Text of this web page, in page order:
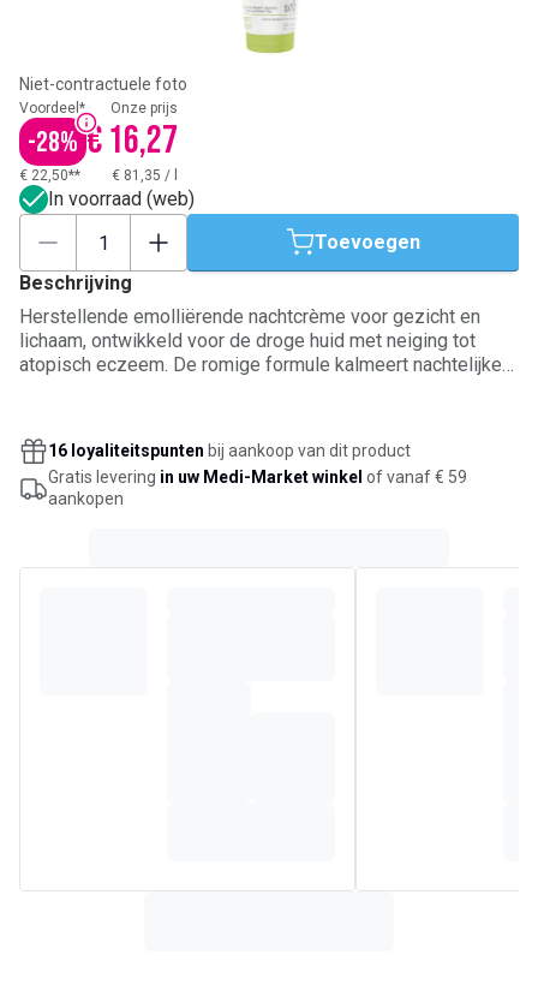
Niet-contractuele foto
Voordeel*
-28%
Onze prijs
€ 16,27
€ 22,50** € 81,35 /
In voorraad (web)
Toevoegen
Beschrijving
Herstellende emolliërende nachtcrème voor gezicht en
lichaam, ontwikkeld voor de droge huid met neiging tot
atopisch eczeem. De romige formule kalmeert nachtelijke
verzachtende Rhealba en Helichrysum, en 97% ingrediënten
van natuurlijke oorsprong. Breng ’s avonds aan op een
schone huid als voedende verzorging voor de nacht.
16 loyaliteitspunten bij aankoop van dit product
Gratis levering in uw Medi-Market winkel of vanaf € 59
aankopen